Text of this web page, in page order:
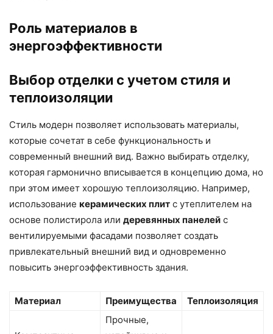
Роль материалов в
энергоэффективности
Выбор отделки с учетом стиля и
теплоизоляции
Стиль модерн позволяет использовать материалы,
которые сочетат в себе функциональность и
современный внешний вид. Важно выбирать отделку,
которая гармонично вписывается в концепцию дома, но
при этом имеет хорошую теплоизоляцию. Например,
использование керамических плит с утеплителем на
основе полистирола или деревянных панелей с
вентилируемыми фасадами позволяет создать
привлекательный внешний вид и одновременно
повысить энергоэффективность здания.
Материал Преимущества Теплоизоляция
Прочные,